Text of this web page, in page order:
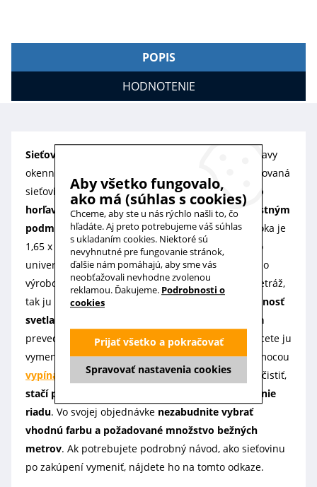
POPIS
HODNOTENIE
Sieťovina pre siete šírky 1,20 m
je vhodná na opravy
okenných
. Táto stabilná poplastovaná
sieťovina obsahuje nielenUV filter, ale je aj ťažko
horľavá a má zvýšenú odolnosť proti poveternostným
podmienkam. Je pevná a ohybná v ťahu. Veľkosť oka je
1,65 x 1,5 mm pri hrúbke vlákna cca 0,28 mm. Táto
univerzálna sieťovina sa dá použiť aj na siete iného
výrobcu, avšak keďže je rezaná na požadovanú metráž,
tak ju po zakúpení už nemožno vrátiť.
Jej priepustnosť
svetla je cca 68%
, ponúkame ju v dvoch farebných
prevedeniach. Ak sa vám sieťovina poškodila a chcete ju
vymeniť, tak ju do profilu siete musíte upevniť pomocou
vypínacej gumy. V prípade, že ju budete chcieť vyčistiť,
stačí použiť vodu s trochou prípravku na umývanie
riadu. Vo svojej objednávke nezabudnite vybrať
vhodnú farbu a požadované množstvo bežných
metrov. Ak potrebujete podrobný návod, ako sieťovinu
po zakúpení vymeniť, nájdete ho na tomto odkaze.
Aby všetko fungovalo,
ako má (súhlas s cookies)
Chceme, aby ste u nás rýchlo našli to, čo
hľadáte. Aj preto potrebujeme váš súhlas
s ukladaním cookies. Niektoré sú
nevyhnutné pre fungovanie stránok,
ďalšie nám pomáhajú, aby sme vás
neobťažovali nevhodne zvolenou
reklamou. Ďakujeme. Podrobnosti o
cookies
Spravovať nastavenia cookies
Prijať všetko a pokračovať